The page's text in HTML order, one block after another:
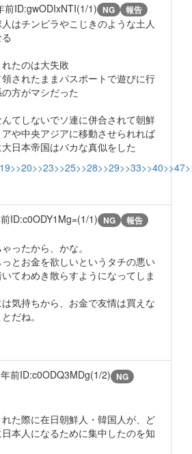
前ID:gwODIxNTI(1/1) NG 報告
はチンピラやこじきのような土人
たのは大失敗
されたままパスポートで遊びに行
方がマシだった
てしないでソ連に併合されて朝鮮
や中央アジアに移動させられれば
日本帝国はバカな真似をした
>>20>>23>>25>>28>>29>>33>>40>>47
ID:c0ODY1Mg=(1/1) NG 報告
ったから、かな。
とお金を欲しいというタチの悪い
てわめき散らすようになってしま
気持ちから、お金で友情は買えな
だね。
前ID:c0ODQ3MDg(1/2) NG
た際に在日朝鮮人・韓国人が、ど
本人になるために集中したのを知